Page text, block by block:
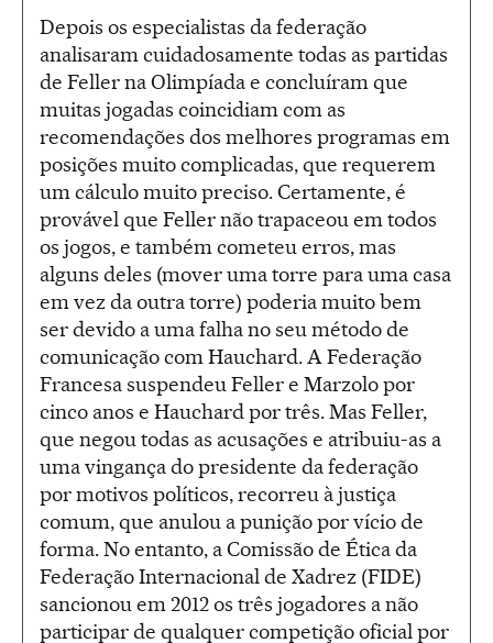
Depois os especialistas da federação
analisaram cuidadosamente todas as partidas
de Feller na Olimpíada e concluíram que
muitas jogadas coincidiam com as
recomendações dos melhores programas em
posições muito complicadas, que requerem
um cálculo muito preciso. Certamente, é
provável que Feller não trapaceou em todos
os jogos, e também cometeu erros, mas
alguns deles (mover uma torre para uma casa
em vez da outra torre) poderia muito bem
ser devido a uma falha no seu método de
comunicação com Hauchard. A Federação
Francesa suspendeu Feller e Marzolo por
cinco anos e Hauchard por três. Mas Feller,
que negou todas as acusações e atribuiu-as a
uma vingança do presidente da federação
por motivos políticos, recorreu à justiça
comum, que anulou a punição por vício de
forma. No entanto, a Comissão de Ética da
Federação Internacional de Xadrez (FIDE)
sancionou em 2012 os três jogadores a não
participar de qualquer competição oficial por